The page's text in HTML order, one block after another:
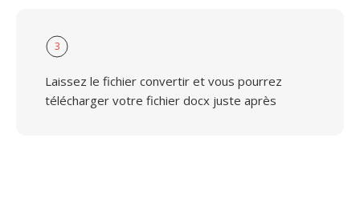
3
Laissez le fichier convertir et vous pourrez
télécharger votre fichier docx juste après